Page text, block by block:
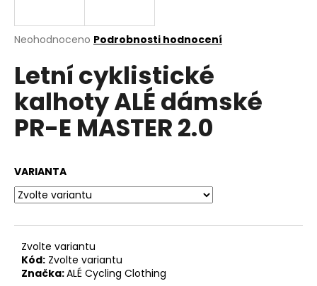
Průměrné
produktu
je
0,0
5
hvězdiček.
Neohodnoceno Podrobnosti hodnocení
Letní cyklistické
kalhoty ALÉ dámské
PR-E MASTER 2.0
VARIANTA
Zvolte variantu
Kód: Zvolte variantu
Značka:ALÉ Cycling Clothing
j
t
?
D
o
p
o